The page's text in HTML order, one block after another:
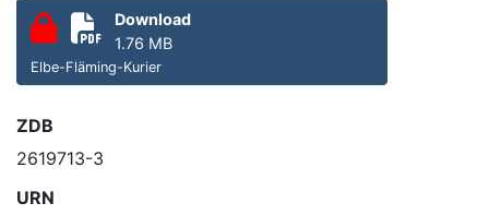
Download
1.76 MB
Elbe-Fläming-Kurier
ZDB
2619713-3
URN